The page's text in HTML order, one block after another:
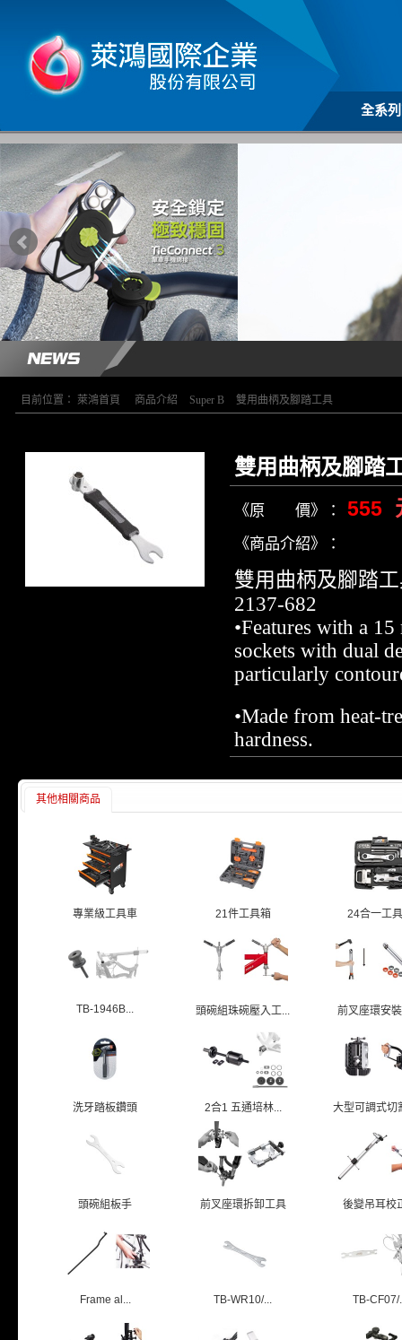
全系
目前位置： 萊鴻首頁 商品介紹 Super B 雙用曲柄及腳踏工具
雙用曲柄及腳踏
《原 價》： 555
《商品介紹》：
雙用曲柄及腳踏
2137-682
•Features with a
sockets with dual
particularly
•Made from heat-
hardness.
其他相關商品
專業級工具車 21件工具箱 24合一工
TB-1946B... 頭碗組珠碗壓入工... 前叉座環安
洗牙踏板鑽頭 2合1 五通培林... 大型可調式切
頭碗組板手 前叉座環拆卸工具 後變吊耳校
Frame al... TB-WR10/... TB-CF07/